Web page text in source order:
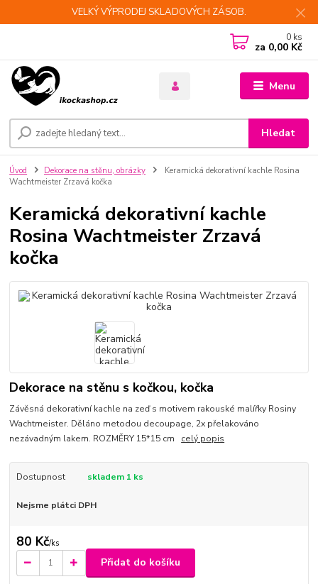
VELKÝ VÝPRODEJ SKLADOVÝCH ZÁSOB.
Menu
Hledat
0 ks
za 0,00 Kč
Úvod Dekorace na stěnu, obrázky
Keramická dekorativní kachle Rosina
Wachtmeister Zrzavá kočka
Keramická dekorativní kachle
Rosina Wachtmeister Zrzavá
kočka
Dekorace na stěnu s kočkou, kočka
Závěsná dekorativní kachle na zeď s motivem rakouské malířky Rosiny
Wachtmeister. Děláno metodou decoupage, 2x přelakováno
nezávadným lakem. ROZMĚRY 15*15 cm celý popis
Dostupnost skladem 1 ks
Nejsme plátci DPH
80 Kč/ks
Přidat do košíku